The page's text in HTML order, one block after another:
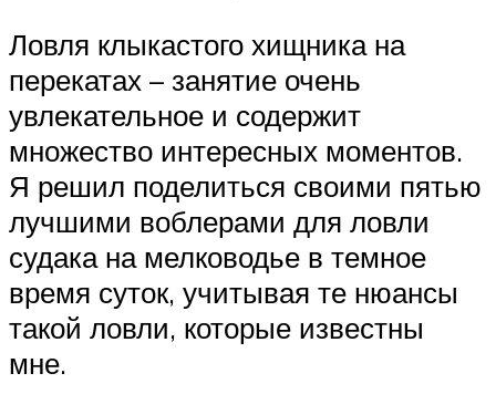
Ловля клыкастого хищника на
перекатах – занятие очень
увлекательное и содержит
множество интересных моментов.
Я решил поделиться своими пятью
лучшими воблерами для ловли
судака на мелководье в темное
время суток, учитывая те нюансы
такой ловли, которые известны
мне.